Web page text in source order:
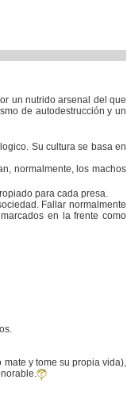
un nutrido arsenal del que
de autodestrucción y un
Su cultura se basa en
normalmente, los machos
para cada presa.
Fallar normalmente
en la frente como
y tome su propia vida),